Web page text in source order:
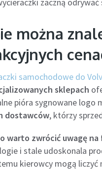
zaczną
można
samochodowe do
sklepach
pióra sygnowane logo
dostawców, którzy
warto zwrócić uwagę na
i stale udoskonala
kierowcy mogą liczyć